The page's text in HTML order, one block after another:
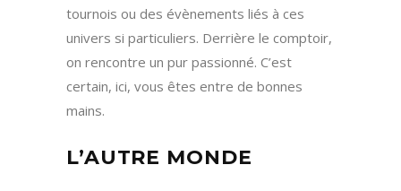
tournois ou des évènements liés à ces
univers si particuliers. Derrière le comptoir,
on rencontre un pur passionné. C’est
certain, ici, vous êtes entre de bonnes
mains.
L’AUTRE MONDE